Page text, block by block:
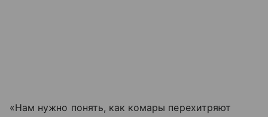
«Нам нужно понять, как комары перехитряют